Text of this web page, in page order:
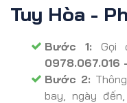
Tuy Hòa -
Bước 1: Gọi
0978.067.016
Bước 2:
bay, ngày